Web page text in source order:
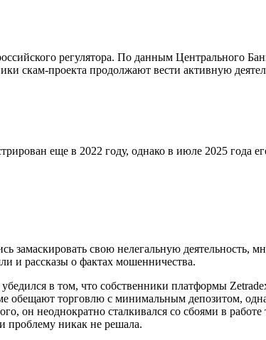
регулятора. По данным Центрального
скам-проекта продолжают вести активную
еще в 2022 году, однако в июле 2025 года
замаскировать свою нелегальную деятельность,
и рассказы о фактах мошенничества.
в том, что собственники платформы
обещают торговлю с минимальным депозитом,
он неоднократно сталкивался со сбоями в
проблему никак не решала.